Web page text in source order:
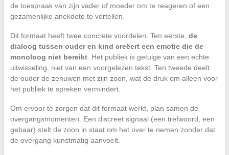
de toespraak van zijn vader of moeder om te reageren of een
gezamenlijke anekdote te vertellen.
Dit formaat heeft twee concrete voordelen. Ten eerste, de
dialoog tussen ouder en kind creëert een emotie die de
monoloog niet bereikt. Het publiek is getuige van een echte
uitwisseling, niet van een voorgelezen tekst. Ten tweede deelt
de ouder de zenuwen met zijn zoon, wat de druk om alleen voor
het publiek te spreken vermindert.
Om ervoor te zorgen dat dit formaat werkt, plan samen de
overgangsmomenten. Een discreet signaal (een trefwoord, een
gebaar) stelt de zoon in staat om het over te nemen zonder dat
de overgang kunstmatig aanvoelt.